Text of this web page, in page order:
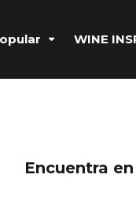
WINE
Encuentra